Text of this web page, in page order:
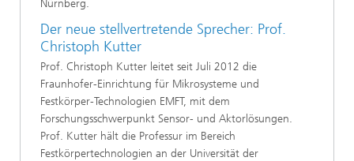
Nürnberg.
Der neue stellvertretende Sprecher: Prof.
Christoph Kutter
Prof. Christoph Kutter leitet seit Juli 2012 die
Fraunhofer-Einrichtung für Mikrosysteme und
Festkörper-Technologien EMFT, mit dem
Forschungsschwerpunkt Sensor- und Aktorlösungen.
Prof. Kutter hält die Professur im Bereich
Festkörpertechnologien an der Universität der